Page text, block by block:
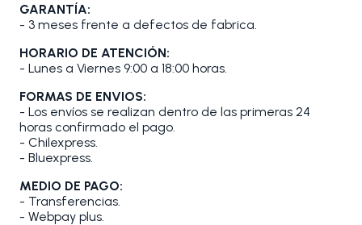
GARANTÍA:
- 3 meses frente a defectos de fabrica.
HORARIO DE ATENCIÓN:
- Lunes a Viernes 9:00 a 18:00 horas.
FORMAS DE ENVIOS:
- Los envíos se realizan dentro de las primeras 24
horas confirmado el pago.
- Chilexpress.
- Bluexpress.
MEDIO DE PAGO:
- Transferencias.
- Webpay plus.